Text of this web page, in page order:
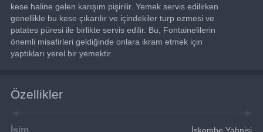
kese haline gelen karışım pişirilir. Yemek servis edilirken
genellikle bu kese çıkarılır ve içindekiler turp ezmesi ve
patates püresi ile birlikte servis edilir. Bu, Fontainelilerin
önemli misafirleri geldiğinde onlara ikram etmek için
yaptıkları yerel bir yemektir.
Özellikler
İsim